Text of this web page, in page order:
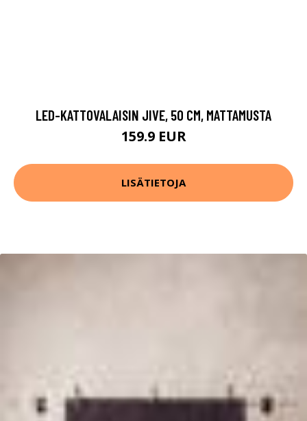
LED-KATTOVALAISIN JIVE, 50 CM, MATTAMUSTA
159.9 EUR
LISÄTIETOJA